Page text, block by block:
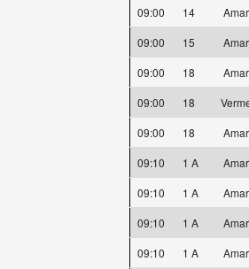
09:00
14
09:00
15
09:00
18
09:00
18
09:00
18
09:10
1 A
09:10
1 A
09:10
1 A
09:10
1 A